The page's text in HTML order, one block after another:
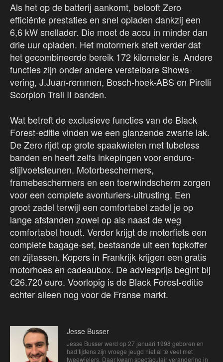
Als het op de batterij aankomt, belooft Zero
efficiënte prestaties en snel opladen dankzij een
6,6 kW snellader. Die moet de accu in minder dan
drie uur opladen. Het motormerk stelt verder dat
het gecombineerde bereik 172 kilometer is. Andere
functies zijn onder andere verstelbare Showa-
vering, J.Juan-remmen, Bosch-hoek-ABS en Pirelli
Scorpion Trail II banden.
Wat betreft de exclusieve functies van de Black
Forest-editie vinden we een glanzende zwarte lak.
De Zero rijdt op grote spaakwielen met tubeless
banden en heeft zelfs inkepingen voor enduro-
stijlvoetsteunen. Motorbeschermers,
framebeschermers en een toerwindscherm zorgen
voor een complete avonturiers-uitrusting. Een
groot zadel terwijl een comfortabel zadel je op
lange afstanden zowel op als naast de weg
comfortabel houdt. Verder krijgt de motorfiets een
complete bagage-set, bestaande uit een topkoffer
en zijtassen. Kopers in Frankrijk krijgen een gratis
motorhoes en cadeaubox. De adviesprijs begint bij
€26.720 euro. Voorlopig is de Black Forest-editie
echter alleen nog voor de Franse markt.
Jesse Busser
Jesse Busser werd op 27 januari 1998 geboren en
had tijdens zijn vroege jeugd niet al te veel met
tweewielers. Daar kwam spectaculair verandering in